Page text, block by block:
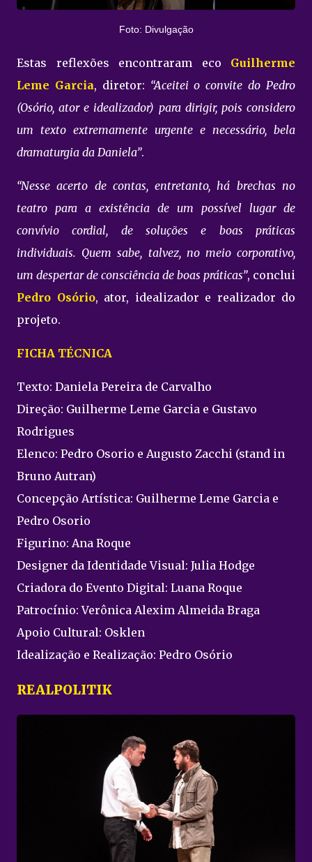
Foto: Divulgação
Estas reflexões encontraram eco Guilherme
Leme Garcia, diretor: “Aceitei o convite do Pedro
(Osório, ator e idealizador) para dirigir, pois considero
um texto extremamente urgente e necessário, bela
dramaturgia da Daniela”.
“Nesse acerto de contas, entretanto, há brechas no
teatro para a existência de um possível lugar de
convívio cordial, de soluções e boas práticas
individuais. Quem sabe, talvez, no meio corporativo,
um despertar de consciência de boas práticas”, conclui
Pedro Osório, ator, idealizador e realizador do
projeto.
FICHA TÉCNICA
Texto: Daniela Pereira de Carvalho
Direção: Guilherme Leme Garcia e Gustavo
Rodrigues
Elenco: Pedro Osorio e Augusto Zacchi (stand in
Bruno Autran)
Concepção Artística: Guilherme Leme Garcia e
Pedro Osorio
Figurino: Ana Roque
Designer da Identidade Visual: Julia Hodge
Criadora do Evento Digital: Luana Roque
Patrocínio: Verônica Alexim Almeida Braga
Apoio Cultural: Osklen
Idealização e Realização: Pedro Osório
REALPOLITIK